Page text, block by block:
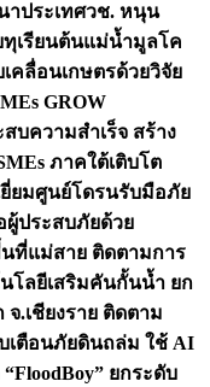
ประเทศวช. หนุน
ทุเรียนต้นแม่น้ำมูลโค
คลื่อนเกษตรด้วยวิจัย
GROW
บความสำเร็จ สร้าง
ภาคใต้เติบโต
ยี่ยมศูนย์โดรนรับมือภัย
ผู้ประสบภัยด้วย
นที่แม่สาย ติดตามการ
โลยีเสริมคันกั้นน้ำ ยก
จ.เชียงราย ติดตาม
เตือนภัยดินถล่ม ใช้ AI
ยกระดับ